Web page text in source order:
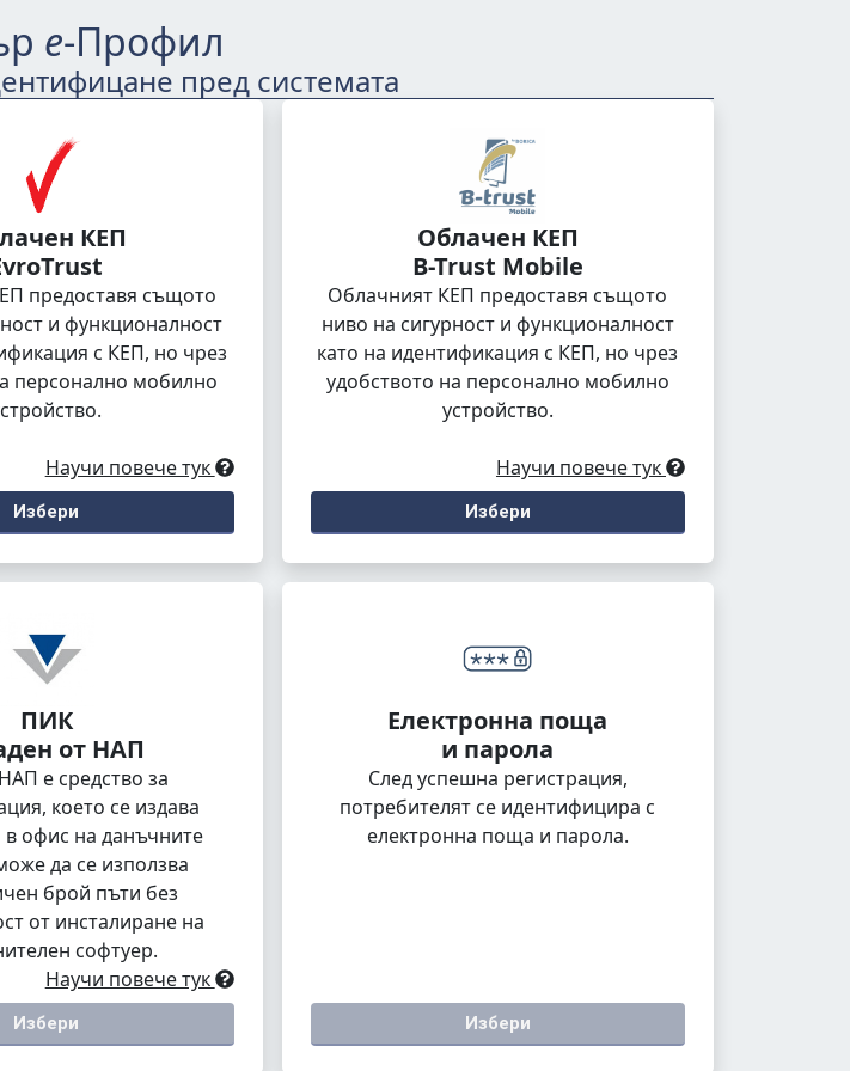
е-Профил
пред системата
КЕП
предоставя същото
и функционалност
с КЕП, но чрез
персонално мобилно
Научи повече тук
Избери
Облачен КЕП
B-Trust Mobile
Облачният КЕП предоставя същото
ниво на сигурност и функционалност
като на идентификация с КЕП, но чрез
удобството на персонално мобилно
устройство.
Научи повече тук
Избери
ПИК
от НАП
е средство за
което се издава
в офис на данъчните
да се използва
брой пъти без
от инсталиране на
софтуер.
Научи повече тук
Избери
Електронна поща
и парола
След успешна регистрация,
потребителят се идентифицира с
електронна поща и парола.
Избери